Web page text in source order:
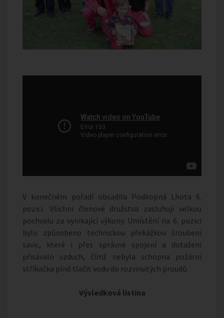
V konečném pořadí obsadila Podkopná Lhota 6.
pozici. Všichni členové družstva zasluhují velkou
pochvalu za vynikající výkony. Umístění na 6. pozici
bylo způsobeno technickou překážkou šroubení
savic, které i přes správné spojení a dotažení
přisávalo vzduch, čímž nebyla schopna požární
stříkačka plně tlačit vodu do rozvinutých proudů.
Výsledková listina